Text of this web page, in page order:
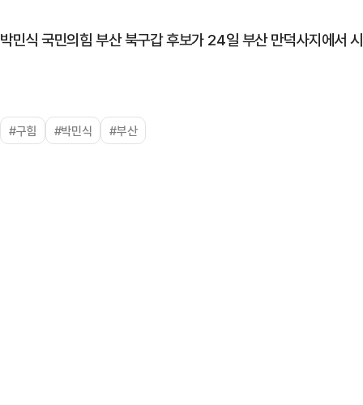
박민식 국민의힘 부산 북구갑 후보가 24일 부산 만덕사지에서
#구힘 #박민식 #부산